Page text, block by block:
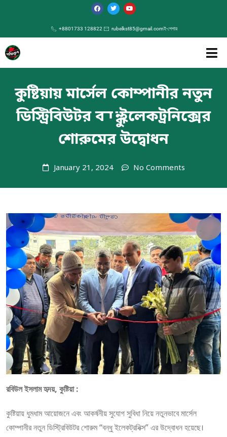
+8801733 128822 rubelkst85@gmail.comই-পেপার
কুষ্টিয়ায় মার্সেল কোম্পানীর নতুন
ডিস্ট্রিবিউটর বন্ধু ইলেকট্রনিক্সের
শোরুমের উদ্বোধন
January 21, 2024 No Comments
রবিউল ইসলাম হৃদয়, কুষ্টিয়া :
কুষ্টিয়ায় ধুমধাম আয়োজনে এবং আকর্ষনীয় সুযোগ সুবিধা নিয়ে নতুনভাবে মার্সেল
কোম্পানীর নতুন ডিস্ট্রিবিউটর শোরুম “বন্ধু ইলেকট্রনিক্স” এর উদ্বোধন হয়েছে।